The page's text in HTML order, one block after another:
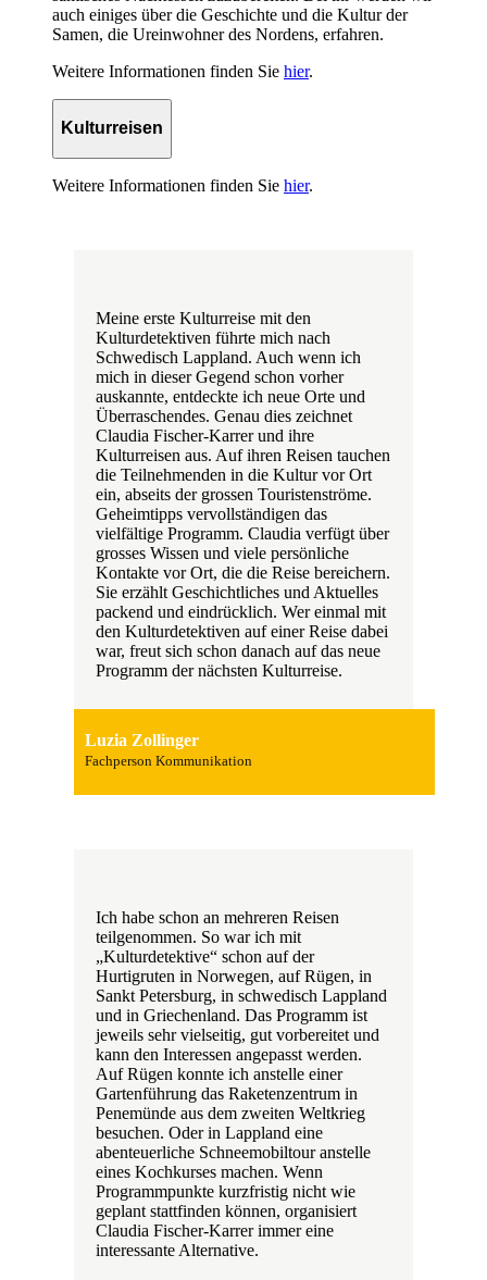
auch einiges über die Geschichte und die Kultur der
Samen, die Ureinwohner des Nordens, erfahren.
Weitere Informationen finden Sie hier.
Kulturreisen
Weitere Informationen finden Sie hier.
Meine erste Kulturreise mit den
Kulturdetektiven führte mich nach
Schwedisch Lappland. Auch wenn ich
mich in dieser Gegend schon vorher
auskannte, entdeckte ich neue Orte und
Überraschendes. Genau dies zeichnet
Claudia Fischer-Karrer und ihre
Kulturreisen aus. Auf ihren Reisen tauchen
die Teilnehmenden in die Kultur vor Ort
ein, abseits der grossen Touristenströme.
Geheimtipps vervollständigen das
vielfältige Programm. Claudia verfügt über
grosses Wissen und viele persönliche
Kontakte vor Ort, die die Reise bereichern.
Sie erzählt Geschichtliches und Aktuelles
packend und eindrücklich. Wer einmal mit
den Kulturdetektiven auf einer Reise dabei
war, freut sich schon danach auf das neue
Programm der nächsten Kulturreise.
Luzia Zollinger
Fachperson Kommunikation
Ich habe schon an mehreren Reisen
teilgenommen. So war ich mit
„Kulturdetektive“ schon auf der
Hurtigruten in Norwegen, auf Rügen, in
Sankt Petersburg, in schwedisch Lappland
und in Griechenland. Das Programm ist
jeweils sehr vielseitig, gut vorbereitet und
kann den Interessen angepasst werden.
Auf Rügen konnte ich anstelle einer
Gartenführung das Raketenzentrum in
Penemünde aus dem zweiten Weltkrieg
besuchen. Oder in Lappland eine
abenteuerliche Schneemobiltour anstelle
eines Kochkurses machen. Wenn
Programmpunkte kurzfristig nicht wie
geplant stattfinden können, organisiert
Claudia Fischer-Karrer immer eine
interessante Alternative.